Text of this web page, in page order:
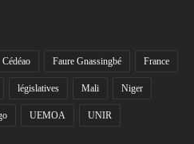
Cédéao Faure Gnassingbé France
législatives Mali Niger
UEMOA UNIR